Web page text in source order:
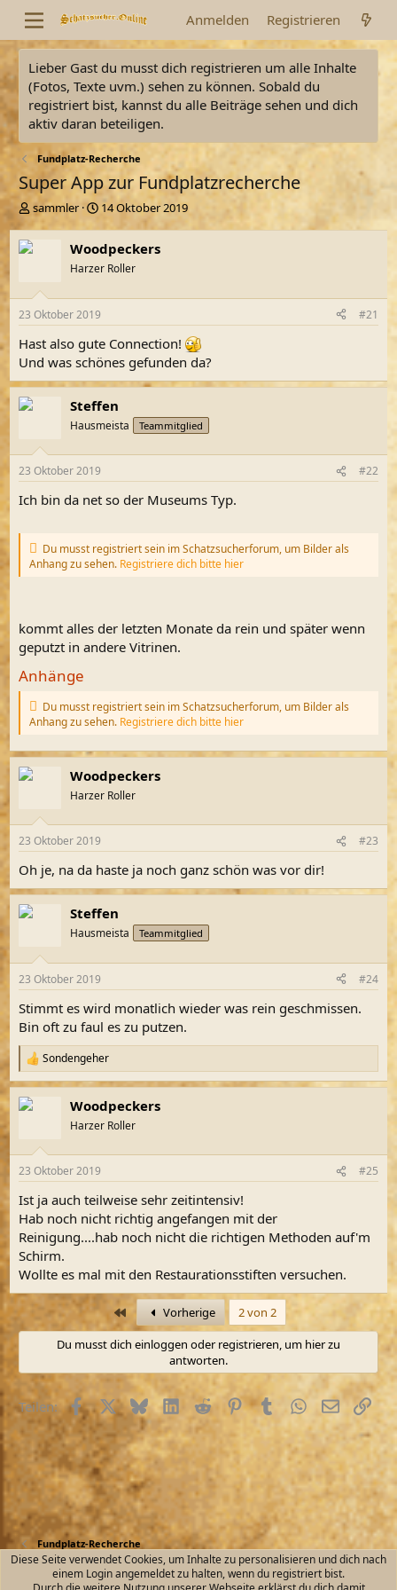
Anmelden Registrieren
Lieber Gast du musst dich registrieren um alle Inhalte
(Fotos, Texte uvm.) sehen zu können. Sobald du
registriert bist, kannst du alle Beiträge sehen und dich
aktiv daran beteiligen.
Fundplatz-Recherche
Super App zur Fundplatzrecherche
E
r
t
l
e
sammler
E
t
e
l
m
14 Oktober 2019
Woodpeckers
Harzer Roller
23 Oktober 2019 #21
Hast also gute Connection!
Und was schönes gefunden da?
Steffen
Hausmeista Teammitglied
23 Oktober 2019 #22
Ich bin da net so der Museums Typ.
Du musst registriert sein im Schatzsucherforum, um Bilder als
Anhang zu sehen. Registriere dich bitte hier
kommt alles der letzten Monate da rein und später wenn
geputzt in andere Vitrinen.
Anhänge
Du musst registriert sein im Schatzsucherforum, um Bilder als
Anhang zu sehen. Registriere dich bitte hier
Woodpeckers
Harzer Roller
23 Oktober 2019 #23
Oh je, na da haste ja noch ganz schön was vor dir!
Steffen
Hausmeista Teammitglied
23 Oktober 2019 #24
Stimmt es wird monatlich wieder was rein geschmissen.
Bin oft zu faul es zu putzen.
R
e
a
k
e
:
Sondengeher
Woodpeckers
Harzer Roller
23 Oktober 2019 #25
Ist ja auch teilweise sehr zeitintensiv!
Hab noch nicht richtig angefangen mit der
Reinigung....hab noch nicht die richtigen Methoden auf'm
Schirm.
Wollte es mal mit den Restaurationsstiften versuchen.
Erste Vorherige
2 von 2
Du musst dich einloggen oder registrieren, um hier zu
antworten.
Teilen: FacebookX (Twitter)
BlueskyLinkedIn
RedditPinterestTumblrWhatsApp
E-MailLink
Fundplatz-Recherche
Kontakt Nutzungsbedingungen Datenschutz
Diese Seite verwendet Cookies, um Inhalte zu personalisieren und dich nach
einem Login angemeldet zu halten, wenn du registriert bist.